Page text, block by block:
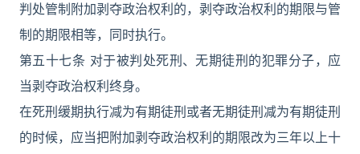
判处管制附加剥夺政治权利的，剥夺政治权利的期限与管
制的期限相等，同时执行。
第五十七条 对于被判处死刑、无期徒刑的犯罪分子，应
当剥夺政治权利终身。
在死刑缓期执行减为有期徒刑或者无期徒刑减为有期徒刑
的时候，应当把附加剥夺政治权利的期限改为三年以上十